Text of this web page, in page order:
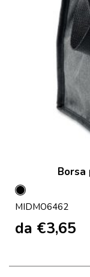
Borsa
Nero
MIDMO6462
da €3,65